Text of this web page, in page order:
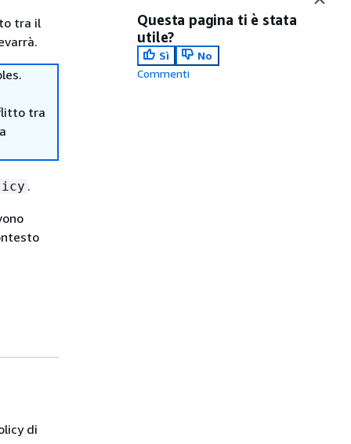
tra il
tra
.
di
Questa pagina ti è stata
utile?
Sì
No
Commenti